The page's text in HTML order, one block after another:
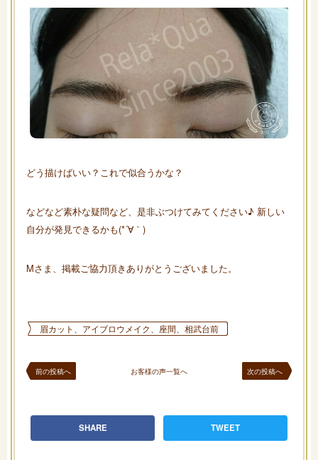
どう描けばいい？これで似合うかな？
などなど素朴な疑問など、是非ぶつけてみてください♪ 新しい
自分が発見できるかも(*´∀｀)
Mさま、掲載ご協力頂きありがとうございました。
眉カット、アイブロウメイク、座間、相武台前
前の投稿へ お客様の声一覧へ 次の投稿へ
SHARE TWEET